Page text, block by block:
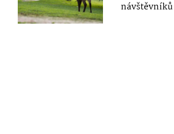
návštěvníků